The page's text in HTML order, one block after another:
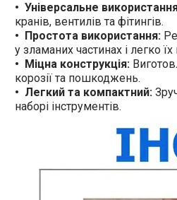
Універсальне
кранів, вентилів та фітингів.
Простота використання:
у зламаних частинах і легко їх
Міцна конструкція:
корозії та пошкоджень.
Легкий та компактний:
наборі інструментів.